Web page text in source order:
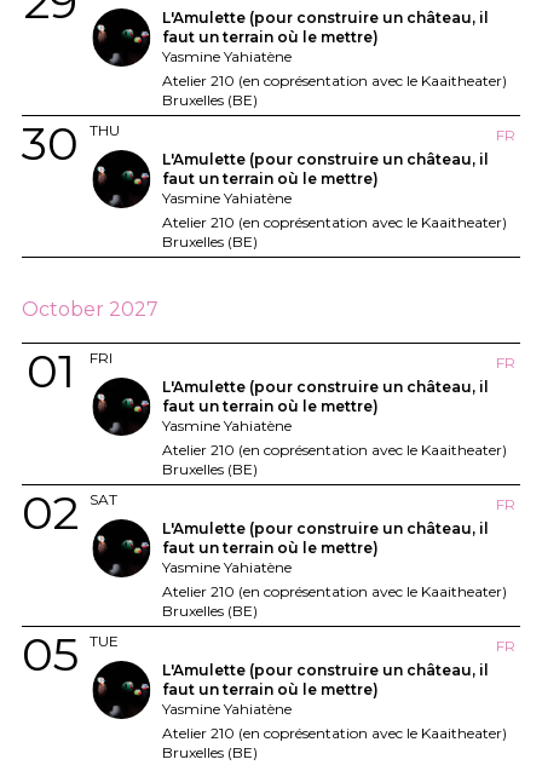
L'Amulette (pour construire un château, il
faut un terrain où le mettre)
Yasmine Yahiatène
Atelier 210 (en coprésentation avec le Kaaitheater)
Bruxelles (BE)
THU
30
FR
L'Amulette (pour construire un château, il
faut un terrain où le mettre)
Yasmine Yahiatène
Atelier 210 (en coprésentation avec le Kaaitheater)
Bruxelles (BE)
October 2027
FRI
01
FR
L'Amulette (pour construire un château, il
faut un terrain où le mettre)
Yasmine Yahiatène
Atelier 210 (en coprésentation avec le Kaaitheater)
Bruxelles (BE)
SAT
02
FR
L'Amulette (pour construire un château, il
faut un terrain où le mettre)
Yasmine Yahiatène
Atelier 210 (en coprésentation avec le Kaaitheater)
Bruxelles (BE)
TUE
05
FR
L'Amulette (pour construire un château, il
faut un terrain où le mettre)
Yasmine Yahiatène
Atelier 210 (en coprésentation avec le Kaaitheater)
Bruxelles (BE)